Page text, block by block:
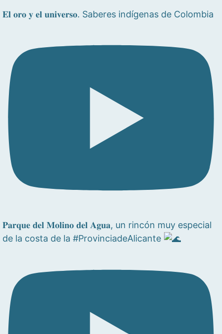
𝐄𝐥 𝐨𝐫𝐨 𝐲 𝐞𝐥 𝐮𝐧𝐢𝐯𝐞𝐫𝐬𝐨. Saberes indígenas de Colombia
𝐏𝐚𝐫𝐪𝐮𝐞 𝐝𝐞𝐥 𝐌𝐨𝐥𝐢𝐧𝐨 𝐝𝐞𝐥 𝐀𝐠𝐮𝐚, un rincón muy especial
de la costa de la #ProvinciadeAlicante